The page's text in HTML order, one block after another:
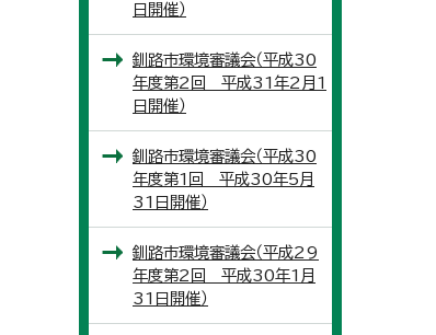
日開催）
釧路市環境審議会（平成30
年度第2回 平成31年2月1
日開催）
釧路市環境審議会（平成30
年度第1回 平成30年5月
31日開催）
釧路市環境審議会（平成29
年度第2回 平成30年1月
31日開催）